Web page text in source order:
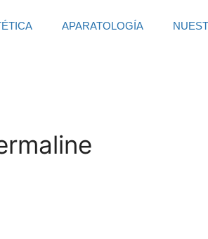
APARATOLOGÍA